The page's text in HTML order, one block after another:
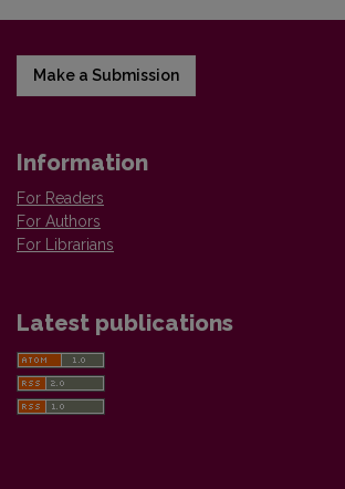
Make a Submission
Information
For Readers
For Authors
For Librarians
Latest publications